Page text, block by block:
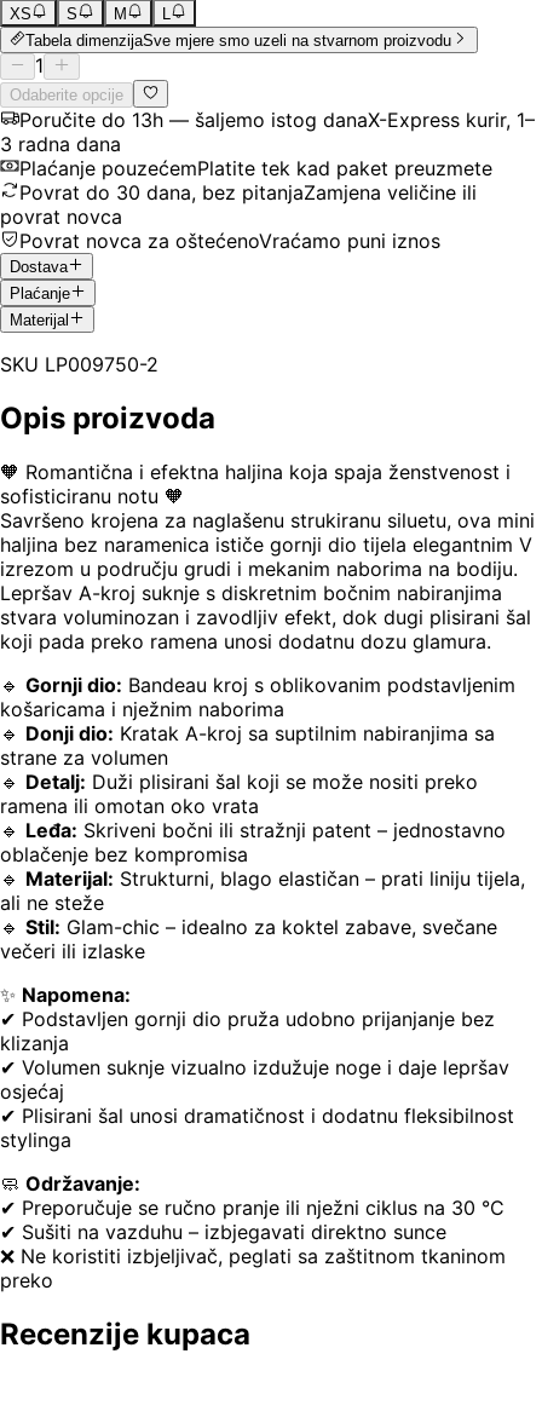
XS S M
L
Tabela dimenzijaSve mjere smo uzeli na stvarnom proizvodu
1
Odaberite opcije
Poručite do 13h — šaljemo istog danaX-Express kurir, 1–
3 radna dana
Plaćanje pouzećemPlatite tek kad paket preuzmete
Povrat do 30 dana, bez pitanjaZamjena veličine ili
povrat novca
Povrat novca za oštećenoVraćamo puni iznos
Dostava
Plaćanje
Materijal
SKU LP009750-2
Opis proizvoda
🧡 Romantična i efektna haljina koja spaja ženstvenost i
sofisticiranu notu 🧡
Savršeno krojena za naglašenu strukiranu siluetu, ova mini
haljina bez naramenica ističe gornji dio tijela elegantnim V
izrezom u području grudi i mekanim naborima na bodiju.
Lepršav A-kroj suknje s diskretnim bočnim nabiranjima
stvara voluminozan i zavodljiv efekt, dok dugi plisirani šal
koji pada preko ramena unosi dodatnu dozu glamura.
🔹 Gornji dio: Bandeau kroj s oblikovanim podstavljenim
košaricama i nježnim naborima
🔹 Donji dio: Kratak A-kroj sa suptilnim nabiranjima sa
strane za volumen
🔹 Detalj: Duži plisirani šal koji se može nositi preko
ramena ili omotan oko vrata
🔹 Leđa: Skriveni bočni ili stražnji patent – jednostavno
oblačenje bez kompromisa
🔹 Materijal: Strukturni, blago elastičan – prati liniju tijela,
ali ne steže
🔹 Stil: Glam-chic – idealno za koktel zabave, svečane
večeri ili izlaske
✨ Napomena:
✔ Podstavljen gornji dio pruža udobno prijanjanje bez
klizanja
✔ Volumen suknje vizualno izdužuje noge i daje lepršav
osjećaj
✔ Plisirani šal unosi dramatičnost i dodatnu fleksibilnost
stylinga
🧼 Održavanje:
✔ Preporučuje se ručno pranje ili nježni ciklus na 30 °C
✔ Sušiti na vazduhu – izbjegavati direktno sunce
❌ Ne koristiti izbjeljivač, peglati sa zaštitnom tkaninom
preko
Recenzije kupaca